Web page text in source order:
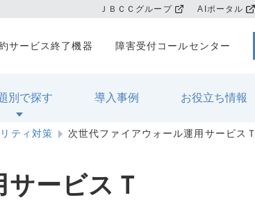
ＪＢＣＣグループ AIポータル
別で探す 導入事例 お役立ち情報
サービス終了機器 障害受付コールセンター
ティ対策 次世代ファイアウォール運用サービスＴ
ービスＴ